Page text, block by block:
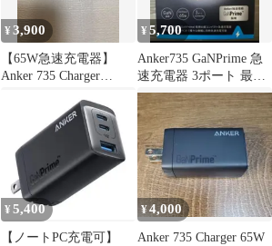
¥3,900
【65W急速充電器】
Anker 735 Charger
¥5,700
Anker735 GaNPrime 急
速充電器 3ポート 最大
出力65W
¥ 5,400
【ノートPC充電可】
¥4,000
Anker 735 Charger 65W